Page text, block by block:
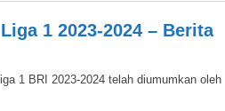
1 2023-2024 – Berita
1 BRI 2023-2024 telah diumumkan oleh